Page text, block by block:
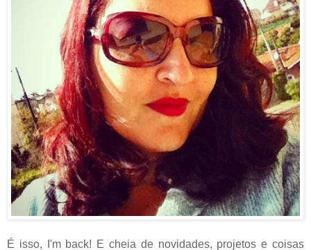
É isso, I'm back! E cheia de novidades, projetos e coisas